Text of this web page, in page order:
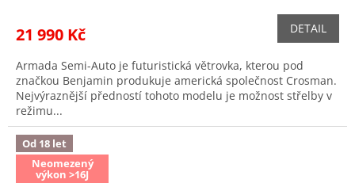
21 990 Kč DETAIL
Armada Semi-Auto je futuristická větrovka, kterou pod
značkou Benjamin produkuje americká společnost Crosman.
Nejvýraznější předností tohoto modelu je možnost střelby v
režimu...
Od 18 let
Neomezený
výkon >16J